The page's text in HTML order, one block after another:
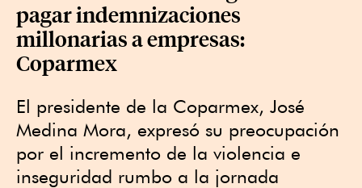
pagar indemnizaciones
millonarias a empresas:
Coparmex
El presidente de la Coparmex, José
Medina Mora, expresó su preocupación
por el incremento de la violencia e
inseguridad rumbo a la jornada